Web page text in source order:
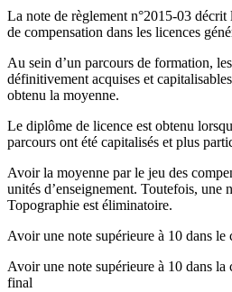
La note de règlement n°2015-03
de compensation dans les licences
Au sein d’un parcours de formation,
définitivement acquises et
obtenu la moyenne.
Le diplôme de licence est obtenu
parcours ont été capitalisés et plus
Avoir la moyenne par le jeu des
unités d’enseignement. Toutefois, une
Topographie est éliminatoire.
Avoir une note supérieure à 10 dans le
Avoir une note supérieure à 10 dans la
final